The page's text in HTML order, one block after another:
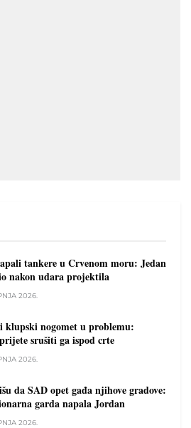
tankere u Crvenom moru: Jedan
nakon udara projektila
2026.
klupski nogomet u problemu:
srušiti ga ispod crte
2026.
da SAD opet gađa njihove gradove:
garda napala Jordan
2026.